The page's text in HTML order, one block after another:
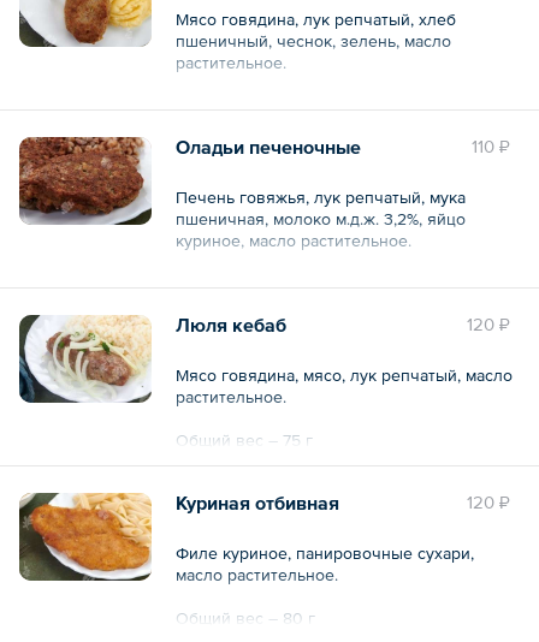
Мясо говядина, лук репчатый, хлеб
пшеничный, чеснок, зелень, масло
растительное.
Общий вес – 90 г
110 ₽
Оладьи печеночные
Печень говяжья, лук репчатый, мука
пшеничная, молоко м.д.ж. 3,2%, яйцо
куриное, масло растительное.
Общий вес – 80 г
120 ₽
Люля кебаб
Мясо говядина, мясо, лук репчатый, масло
растительное.
Общий вес – 75 г
120 ₽
Куриная отбивная
Филе куриное, панировочные сухари,
масло растительное.
Общий вес – 80 г